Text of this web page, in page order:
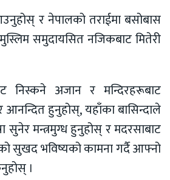
र नेपालको तराईमा बसोबास
समुदायसित नजिकबाट मितेरी
निस्कने अजान र मन्दिरहरूबाट
हुनुहोस्, यहाँका बासिन्दाले
सुनेर मन्त्रमुग्ध हुनुहोस् र मदरसाबाट
सुखद भविष्यको कामना गर्दै आफ्नो
।